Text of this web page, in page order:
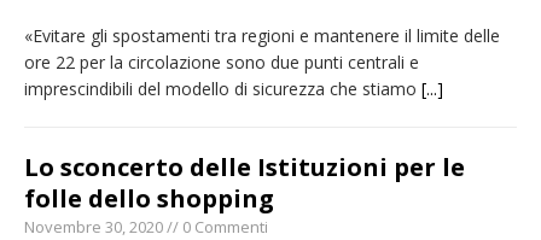
«Evitare gli spostamenti tra regioni e mantenere il limite delle
ore 22 per la circolazione sono due punti centrali e
imprescindibili del modello di sicurezza che stiamo [...]
Lo sconcerto delle Istituzioni per le
folle dello shopping
Novembre 30, 2020 // 0 Commenti